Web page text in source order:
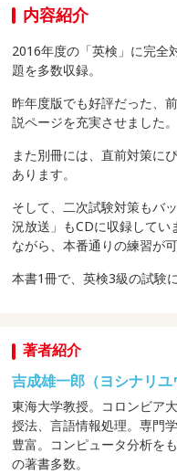
内容紹介
2016年度の「英検」に完全
題を多数収録。
昨年度版でも好評だった、
説ページを充実させました。
また別冊には、直前対策に
あります。
そして、二次試験対策もバ
況放送」もCDに収録して
ながら、本番通りの練習が可
本書1冊で、英検3級の試験
著者紹介
吉成雄一郎（ヨシナリ
東海大学教授。コロンビア
授法、言語情報処理。専門
豊富。コンピュータ分析を
の著書多数。